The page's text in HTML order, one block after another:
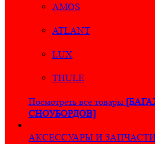
AMOS
ATLANT
LUX
THULE
Посмотреть все товары
СНОУБОРДОВ]
АКСЕССУАРЫ И